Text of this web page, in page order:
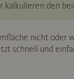
kalkulieren den
nicht oder
schnell und